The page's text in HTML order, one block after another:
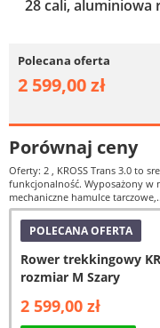
28 cali, aluminiowa
Polecana oferta
2 599,00 zł
Porównaj ceny
Oferty: 2 , KROSS Trans 3.0 to
funkcjonalność. Wyposażony w
mechaniczne hamulce
POLECANA OFERTA
Rower trekkingowy
rozmiar M Szary
2 599,00 zł